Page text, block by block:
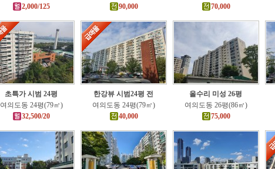
2,000/125
90,000
70,000
초특가 시범 24평
여의도동 24평(79㎡)
32,500/20
한강뷰 시범24평 전
여의도동 24평(79㎡)
40,000
올수리 미성 26평
여의도동 26평(86㎡)
75,000